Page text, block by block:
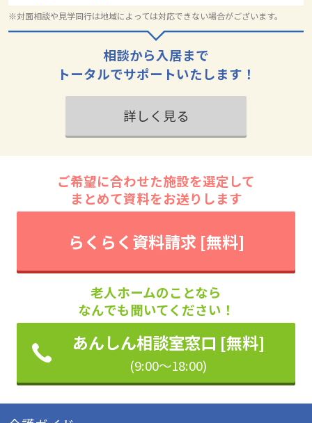
※対面相談や見学同行は地域によっては対応できない場合がございます。
相談から入居まで
トータルでサポートいたします！
詳しく見る
ご希望に合わせた施設を選定して
まとめて資料をお送りします
らくらく資料請求 [無料]
老人ホームのことなら
なんでも聞いてください！
あんしん相談室窓口 [無料]
(9:00～18:00)